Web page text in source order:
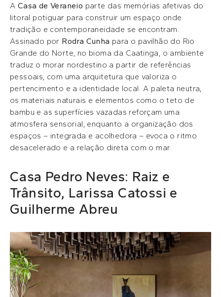
A Casa de Veraneio parte das memórias afetivas do
litoral potiguar para construir um espaço onde
tradição e contemporaneidade se encontram.
Assinado por Rodra Cunha para o pavilhão do Rio
Grande do Norte, no bioma da Caatinga, o ambiente
traduz o morar nordestino a partir de referências
pessoais, com uma arquitetura que valoriza o
pertencimento e a identidade local. A paleta neutra,
os materiais naturais e elementos como o teto de
bambu e as superfícies vazadas reforçam uma
atmosfera sensorial, enquanto a organização dos
espaços – integrada e acolhedora – evoca o ritmo
desacelerado e a relação direta com o mar.
Casa Pedro Neves: Raiz e
Trânsito, Larissa Catossi e
Guilherme Abreu